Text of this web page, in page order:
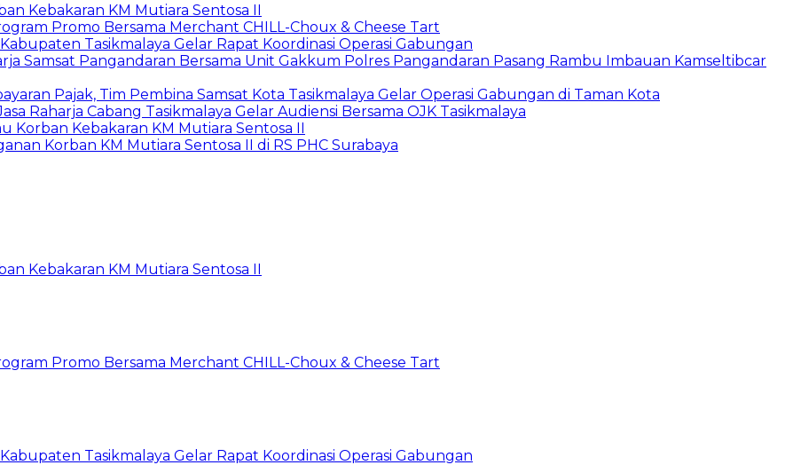
Kebakaran KM Mutiara Sentosa II
Promo Bersama Merchant CHILL-Choux & Cheese Tart
Tasikmalaya Gelar Rapat Koordinasi Operasi Gabungan
Samsat Pangandaran Bersama Unit Gakkum Polres Pangandaran Pasang Rambu Imbauan Kamseltibcar
Pajak, Tim Pembina Samsat Kota Tasikmalaya Gelar Operasi Gabungan di Taman Kota
Raharja Cabang Tasikmalaya Gelar Audiensi Bersama OJK Tasikmalaya
Korban Kebakaran KM Mutiara Sentosa II
Korban KM Mutiara Sentosa II di RS PHC Surabaya
Kebakaran KM Mutiara Sentosa II
Promo Bersama Merchant CHILL-Choux & Cheese Tart
Tasikmalaya Gelar Rapat Koordinasi Operasi Gabungan